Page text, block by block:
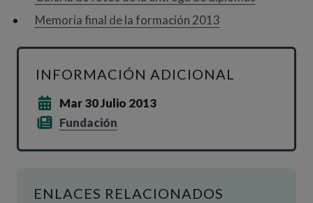
Memoria final de la formación 2013
INFORMACIÓN ADICIONAL
Mar 30 Julio 2013
Fundación
ENLACES RELACIONADOS